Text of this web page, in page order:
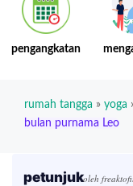
pengangkatan
rumah tangga » yoga
bulan purnama Leo
petunjukoleh